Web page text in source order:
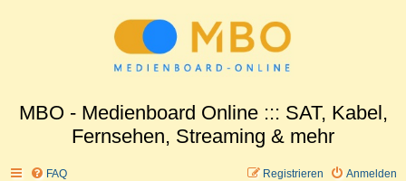
MBO - Medienboard Online ::: SAT, Kabel,
Fernsehen, Streaming & mehr
FAQ Anmelden
Registrieren